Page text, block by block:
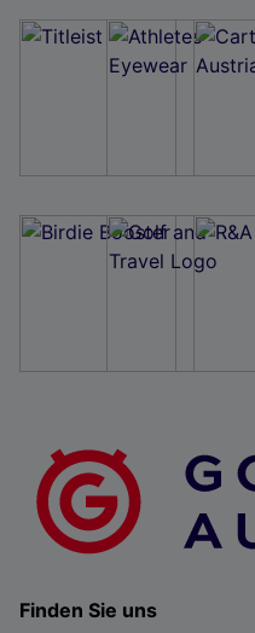
Finden Sie uns
Wir und unsere Partner
Verwendung genauer